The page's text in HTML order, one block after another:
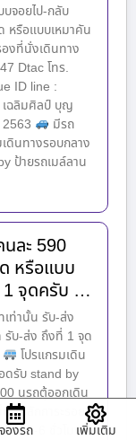
จอยไป-กลับ
หรือแบบเหมาคัน
งที่นั่งเดินทาง
Dtac โทร.
ID line :
ฉลิมศิลป์ บุญ
มีรถ
ดินทางรอบกลาง
ป้ายรถเมล์ลาน
ละ 590
หรือแบบ
1 จุดครับ …
ท่านั้น รับ-ส่ง
รับ-ส่ง ถึงที่ 1 จุด
โปรแกรมเดิน
ดรับ stand by
นรถตู้ออกเดิน
าสักการะรอย
าณ 5-6 ชั่วโมง
จองรถ เพิ่มเติม